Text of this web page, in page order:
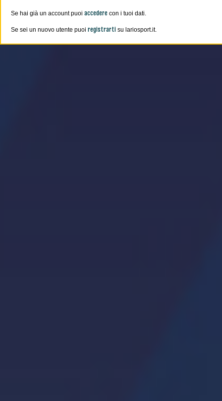
Se hai già un account puoi accedere con i tuoi dati.
Se sei un nuovo utente puoi registrarti su lariosport.it.